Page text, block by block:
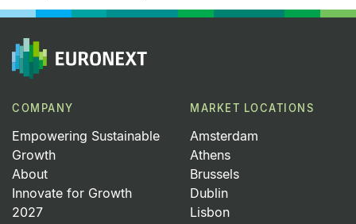
COMPANY
Empowering Sustainable
Growth
About
Innovate for Growth
2027
MARKET LOCATIONS
Amsterdam
Athens
Brussels
Dublin
Lisbon